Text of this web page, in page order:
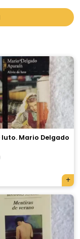
Mario Delgado
×